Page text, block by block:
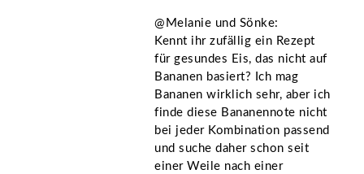
@Melanie und Sönke:
Kennt ihr zufällig ein Rezept
für gesundes Eis, das nicht auf
Bananen basiert? Ich mag
Bananen wirklich sehr, aber ich
finde diese Bananennote nicht
bei jeder Kombination passend
und suche daher schon seit
einer Weile nach einer